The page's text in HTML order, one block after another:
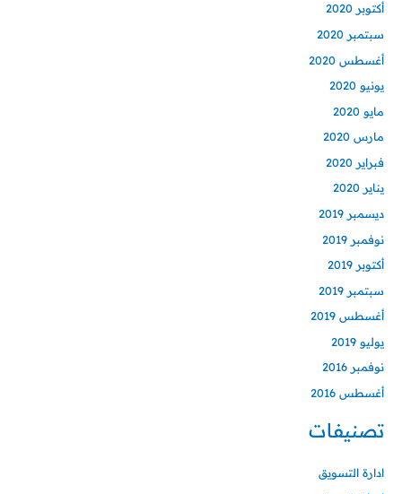
أكتوبر 2020
سبتمبر 2020
أغسطس 2020
يونيو 2020
مايو 2020
مارس 2020
فبراير 2020
يناير 2020
ديسمبر 2019
نوفمبر 2019
أكتوبر 2019
سبتمبر 2019
أغسطس 2019
يوليو 2019
نوفمبر 2016
أغسطس 2016
تصنيفات
ادارة التسويق